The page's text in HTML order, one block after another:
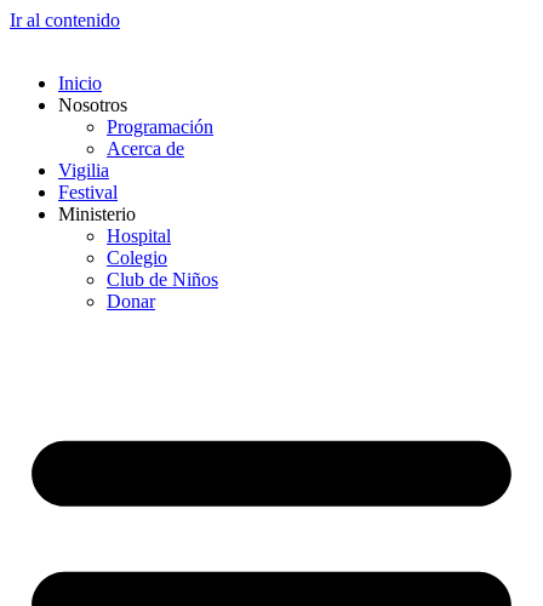
Ir al contenido
Inicio
Nosotros
Programación
Acerca de
Vigilia
Festival
Ministerio
Hospital
Colegio
Club de Niños
Donar